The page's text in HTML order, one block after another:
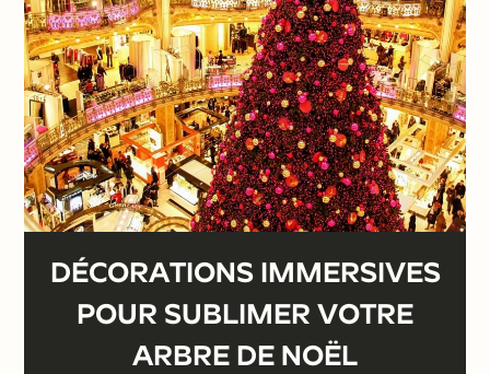
DÉCORATIONS IMMERSIVES
POUR SUBLIMER VOTRE
ARBRE DE NOËL